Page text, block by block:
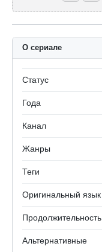
О сериале
Статус
Года
Канал
Жанры
Теги
Оригинальный язык
Продолжительность
Альтернативные